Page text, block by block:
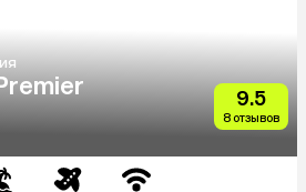
9.5
8 отзывов